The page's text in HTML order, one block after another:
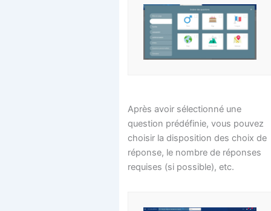
Après avoir sélectionné une
question prédéfinie, vous pouvez
choisir la disposition des choix de
réponse, le nombre de réponses
requises (si possible), etc.